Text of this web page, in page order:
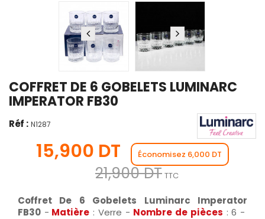
COFFRET DE 6 GOBELETS LUMINARC
IMPERATOR FB30
Réf : N1287
15,900 DT Économisez 6,000 DT
21,900 DT TTC
Coffret De 6 Gobelets Luminarc Imperator
FB30 - Matière : Verre - Nombre de pièces : 6 -